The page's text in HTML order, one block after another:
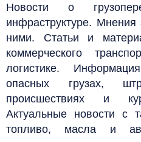
Новости о
инфраструктуре.
ними. Статьи и
коммерческого
логистике.
опасных грузах,
происшествиях и
Актуальные новости
топливо, масла и